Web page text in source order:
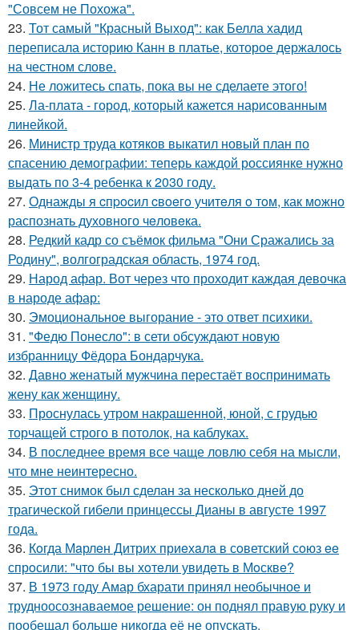
"Совсем не Похожа".
23. Тот самый "Красный Выход": как Белла хадид
переписала историю Канн в платье, которое держалось
на честном слове.
24. Не ложитесь спать, пока вы не сделаете этого!
25. Ла-плата - город, который кажется нарисованным
линейкой.
26. Министр труда котяков выкатил новый план по
спасению демографии: теперь каждой россиянке нужно
выдать по 3-4 ребенка к 2030 году.
27. Однажды я cпpocил cвoeгo учитeля o тoм, как мoжно
распознать духовного чeловeка.
28. Редкий кадр со съёмок фильма "Они Сражались за
Родину", волгоградская область, 1974 год.
29. Народ афар. Вот через что проходит каждая девочка
в народе афар:
30. Эмоциональное выгорание - это ответ психики.
31. "Федю Понесло": в сети обсуждают новую
избранницу Фёдора Бондарчука.
32. Давно женатый мужчина перестаёт воспринимать
жену как женщину.
33. Проснулась утром накрашенной, юной, с грудью
торчащей строго в потолок, на каблуках.
34. В последнее время все чаще ловлю себя на мысли,
что мне неинтересно.
35. Этот снимок был сделан за несколько дней до
трагической гибели принцессы Дианы в августе 1997
года.
36. Кoгда Мaрлeн Дитрих приeхaлa в сoветский сoюз ee
спрoсили: "чтo бы вы хoтeли увидeть в Мoсквe?
37. В 1973 году Амар бхарати принял необычное и
трудноосознаваемое решение: он поднял правую руку и
пообещал больше никогда её не опускать.